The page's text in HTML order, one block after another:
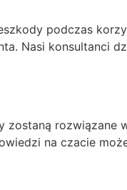
podczas
Nasi konsultanci
zostaną rozwiązane
na czacie